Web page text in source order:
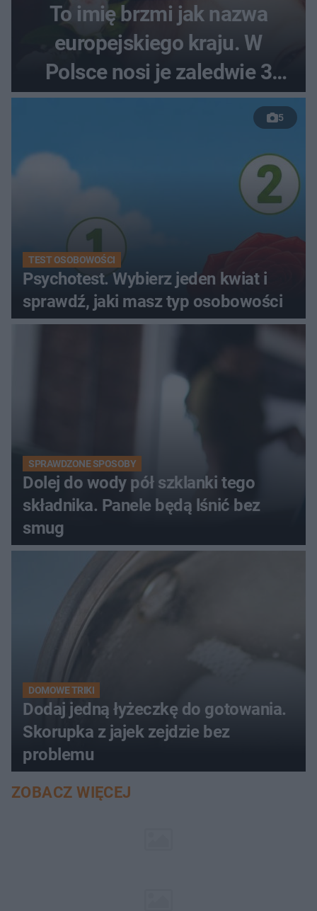
To imię brzmi jak nazwa
europejskiego kraju. W
Polsce nosi je zaledwie 3
kobiety
5
TEST OSOBOWOŚCI
Psychotest. Wybierz jeden kwiat i
sprawdź, jaki masz typ osobowości
SPRAWDZONE SPOSOBY
Dolej do wody pół szklanki tego
składnika. Panele będą lśnić bez
smug
DOMOWE TRIKI
Dodaj jedną łyżeczkę do gotowania.
Skorupka z jajek zejdzie bez
problemu
ZOBACZ WIĘCEJ